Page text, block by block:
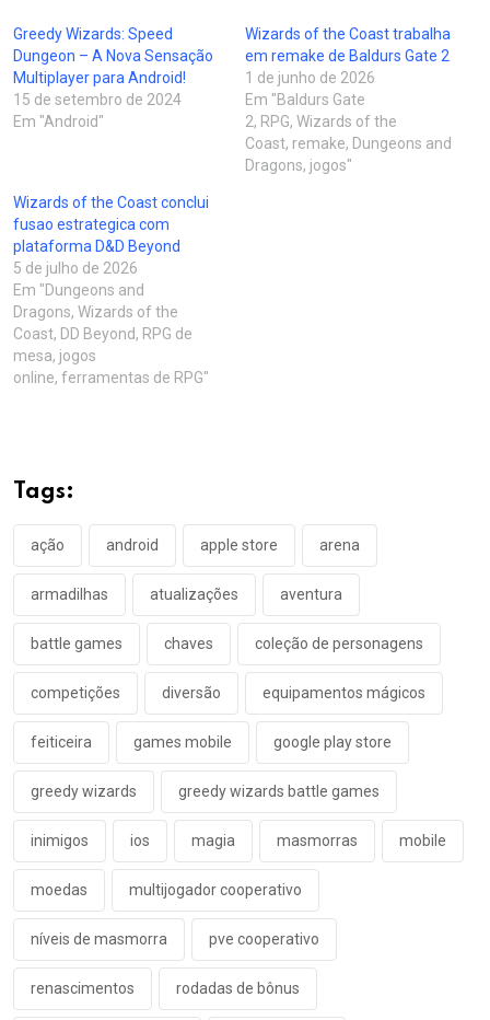
Greedy Wizards: Speed
Dungeon – A Nova Sensação
Multiplayer para Android!
15 de setembro de 2024
Em "Android"
Wizards of the Coast trabalha
em remake de Baldurs Gate 2
1 de junho de 2026
Em "Baldurs Gate
2, RPG, Wizards of the
Coast, remake, Dungeons and
Dragons, jogos"
Wizards of the Coast conclui
fusao estrategica com
plataforma D&D Beyond
5 de julho de 2026
Em "Dungeons and
Dragons, Wizards of the
Coast, DD Beyond, RPG de
mesa, jogos
online, ferramentas de RPG"
Tags:
ação android apple store arena
armadilhas atualizações aventura
battle games chaves coleção de personagens
competições diversão equipamentos mágicos
feiticeira games mobile google play store
greedy wizards greedy wizards battle games
inimigos ios magia masmorras mobile
moedas multijogador cooperativo
níveis de masmorra pve cooperativo
renascimentos rodadas de bônus